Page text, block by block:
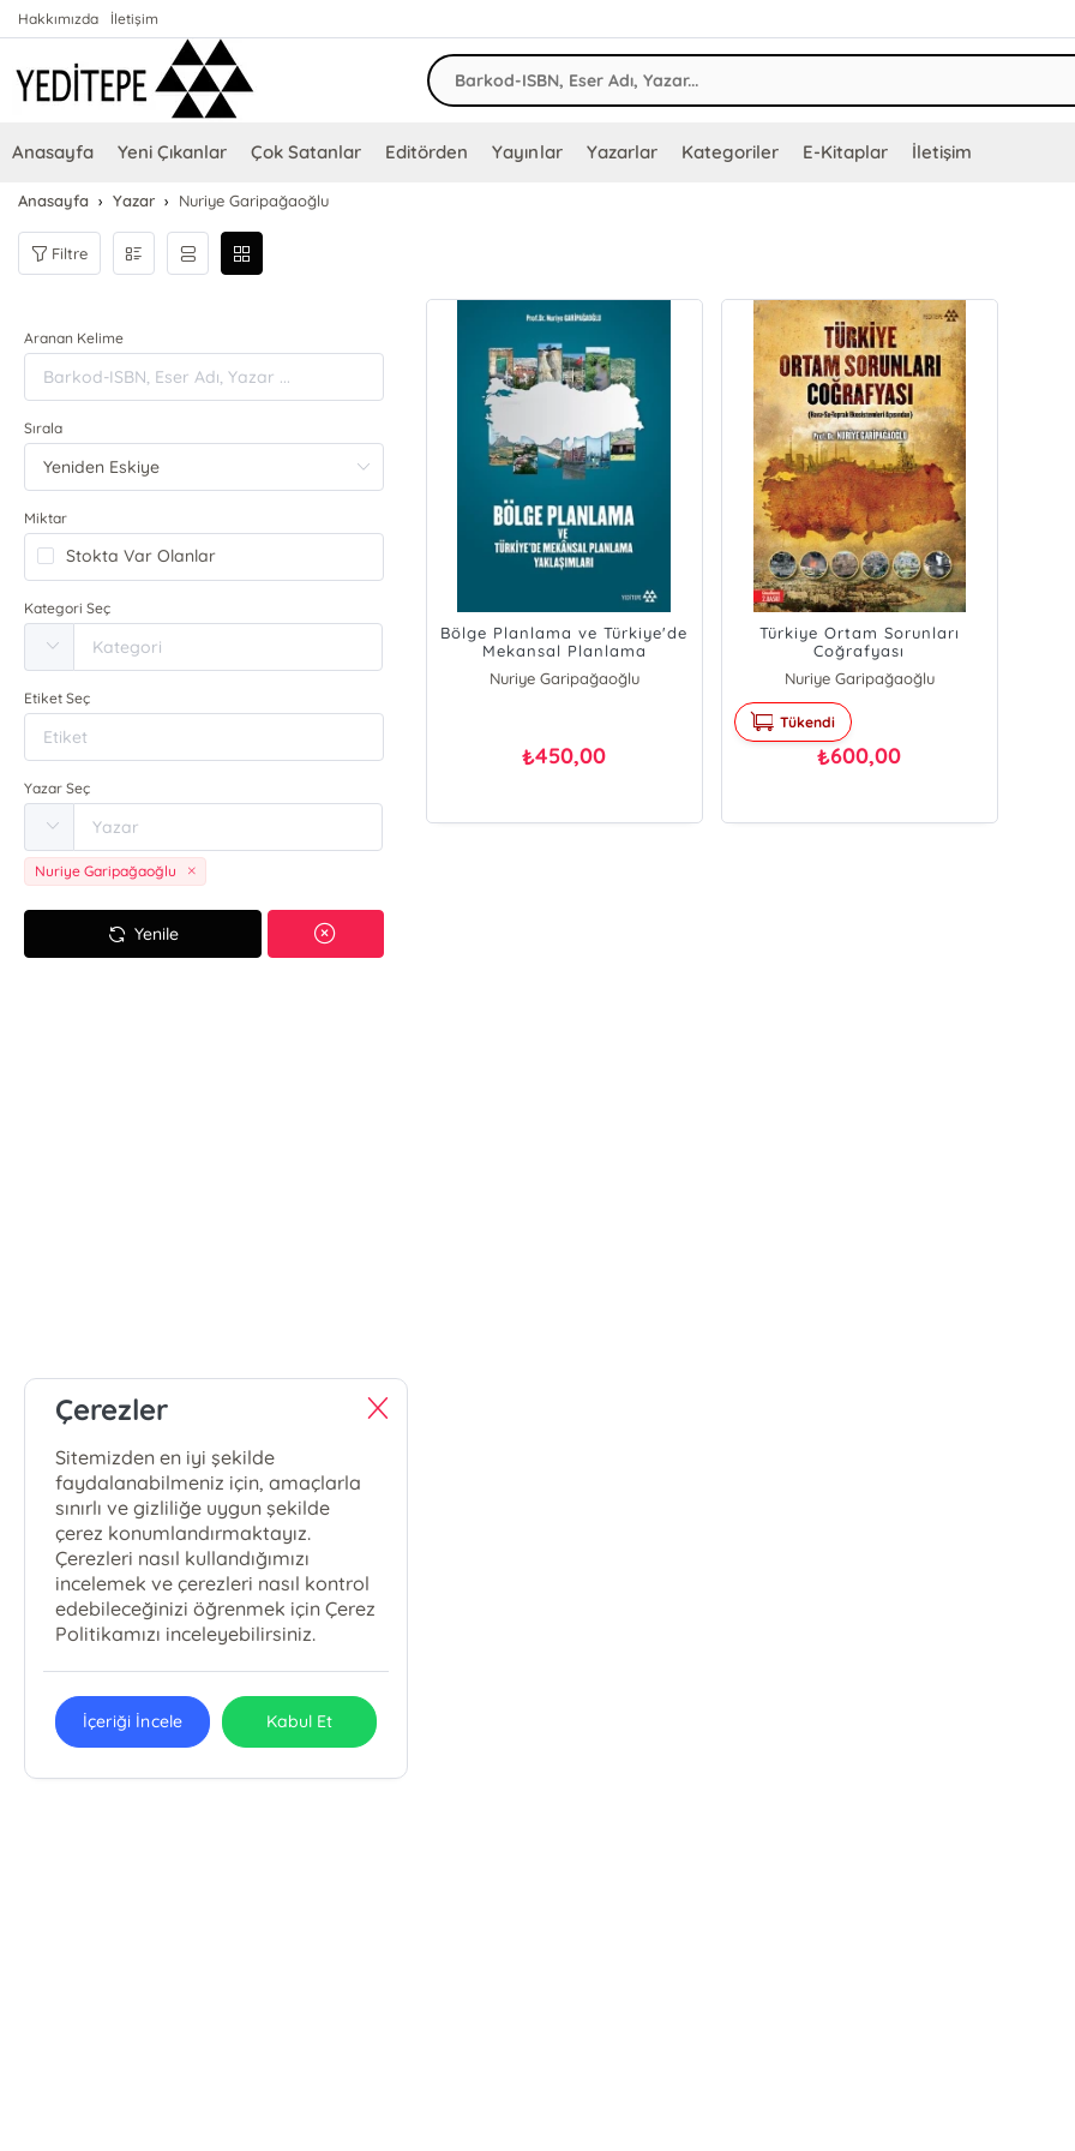
Hakkımızda İletişim
Anasayfa Yeni Çıkanlar Çok Satanlar Editörden Yayınlar Yazarlar Kategoriler E-Kitaplar İletişim
Anasayfa Yazar Nuriye Garipağaoğlu
Filtre
Aranan Kelime
Sırala
Miktar
Stokta Var Olanlar
Kategori Seç
Etiket Seç
Yazar Seç
Nuriye Garipağaoğlu
Yenile
Bölge Planlama ve Türkiye'de
Mekansal Planlama
Yaklaşımları
Nuriye Garipağaoğlu
₺450,00
Türkiye Ortam Sorunları
Coğrafyası
Nuriye Garipağaoğlu
Tükendi
₺600,00
Çerezler
Sitemizden en iyi şekilde
faydalanabilmeniz için, amaçlarla
sınırlı ve gizliliğe uygun şekilde
çerez konumlandırmaktayız.
Çerezleri nasıl kullandığımızı
incelemek ve çerezleri nasıl kontrol
edebileceğinizi öğrenmek için Çerez
Politikamızı inceleyebilirsiniz.
İçeriği İncele Kabul Et